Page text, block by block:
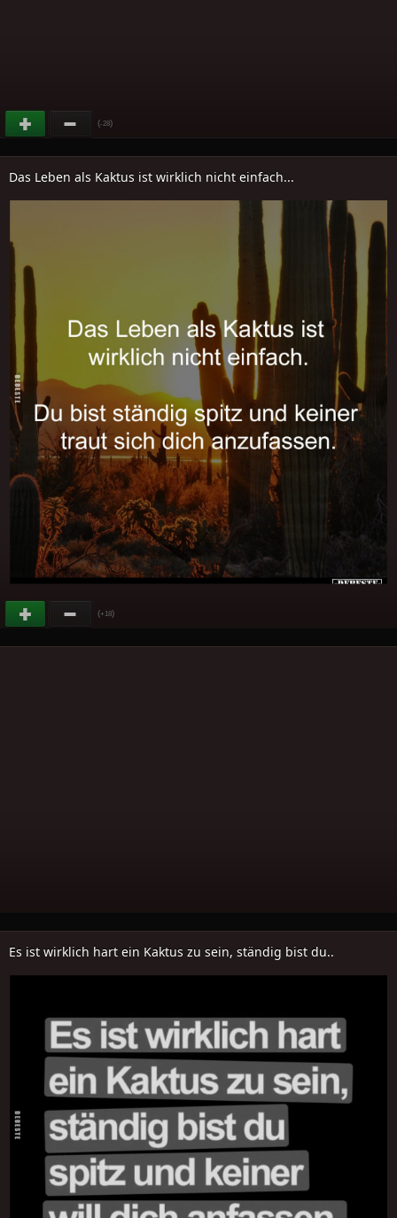
(-28)
Das Leben als Kaktus ist wirklich nicht einfach...
(+18)
Es ist wirklich hart ein Kaktus zu sein, ständig bist du..